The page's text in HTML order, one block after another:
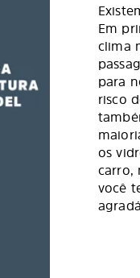
Em
clima
para
risco
os
carro,
você